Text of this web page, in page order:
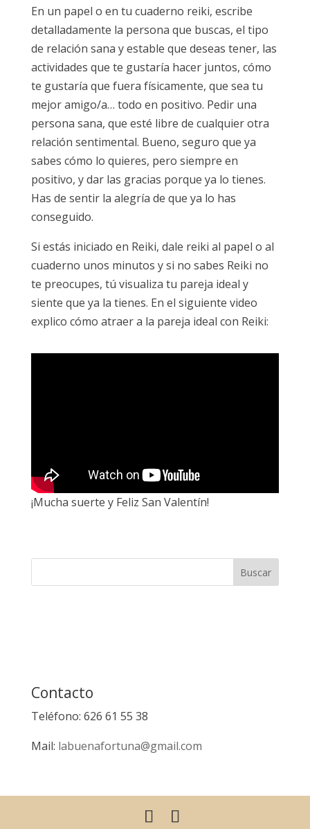
En un papel o en tu cuaderno reiki, escribe
detalladamente la persona que buscas, el tipo
de relación sana y estable que deseas tener, las
actividades que te gustaría hacer juntos, cómo
te gustaría que fuera físicamente, que sea tu
mejor amigo/a… todo en positivo. Pedir una
persona sana, que esté libre de cualquier otra
relación sentimental. Bueno, seguro que ya
sabes cómo lo quieres, pero siempre en
positivo, y dar las gracias porque ya lo tienes.
Has de sentir la alegría de que ya lo has
conseguido.
Si estás iniciado en Reiki, dale reiki al papel o al
cuaderno unos minutos y si no sabes Reiki no
te preocupes, tú visualiza tu pareja ideal y
siente que ya la tienes. En el siguiente video
explico cómo atraer a la pareja ideal con Reiki:
¡Mucha suerte y Feliz San Valentín!
Contacto
Teléfono: 626 61 55 38
Mail: labuenafortuna@gmail.com